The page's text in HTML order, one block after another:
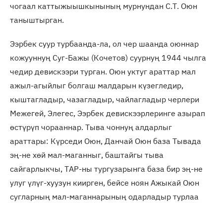
чогаал каттыжыышкынының мурнундан С.Т. Оюн
таныштырган.
Ээрбек суур турбаанда-ла, ол чер шаанда оюннар
кожууннуң Суг-Бажы (Кочетов) суурнуң 1944 чылга
чедир девискээри турган. Оюн уктуг араттар мал
ажыл-агыйлыг болгаш малдарын күзегледир,
кыштагладыр, чазагладыр, чайлагладыр черлери
Межегей, Элегес, Ээрбек девискээрлеринге азырап
өстүрүп чорааннар. Тыва чоннуң алдарлыг
араттары: Күрседи Оюн, Данчай Оюн база Тывада
эң-не хөй мал-маганныг, баштайгы тыва
сайгарлыкчы, ТАР-ны тургузарынга база бир эң-не
улуг үлүг-хуузун киирген, бейсе ноян Ажыкай Оюн
сугларның мал-маганнарының одарладыр турлаа